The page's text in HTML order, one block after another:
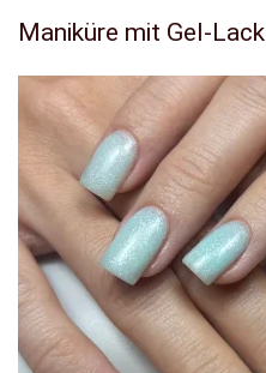
Maniküre mit Gel-Lack